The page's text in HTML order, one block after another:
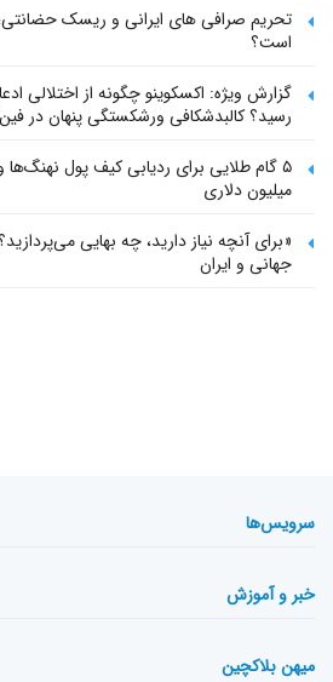
تحریم صرافی های ایرانی و ریسک حضانتی؛
است؟
گزارش ویژه: اکسکوینو چگونه از اختلالی
رسید؟ کالبدشکافی ورشکستگی پنهان در
۵ گام طلایی برای ردیابی کیف پول‌
میلیون دلاری
«برای آنچه نیاز دارید، چه بهایی
جهانی و ایران
سرویس‌ها
خبر و آموزش
میهن بلاکچین